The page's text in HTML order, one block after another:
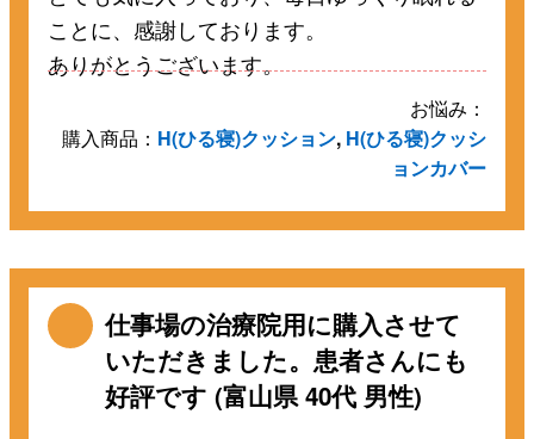
ことに、感謝しております。
ありがとうございます。
お悩み：
購入商品： H(ひる寝)クッション, H(ひる寝)クッシ
ョンカバー
仕事場の治療院用に購入させて
いただきました。患者さんにも
好評です (富山県 40代 男性)